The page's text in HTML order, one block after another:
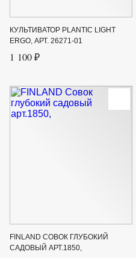
КУЛЬТИВАТОР PLANTIC LIGHT
ERGO, АРТ. 26271-01
1 100 ₽
FINLAND СОВОК ГЛУБОКИЙ
САДОВЫЙ АРТ.1850,